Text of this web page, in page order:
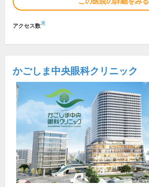
アクセス数※
かごしま中央眼科クリニック